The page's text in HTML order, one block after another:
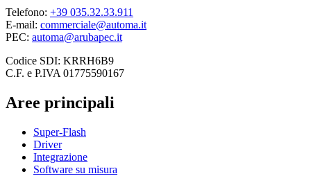
Telefono: +39 035.32.33.911
E-mail: commerciale@automa.it
PEC: automa@arubapec.it
Codice SDI: KRRH6B9
C.F. e P.IVA 01775590167
Aree principali
Super-Flash
Driver
Integrazione
Software su misura